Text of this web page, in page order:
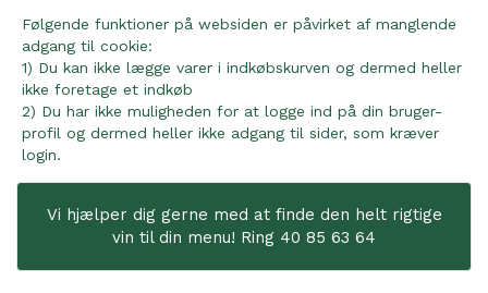
Følgende funktioner på websiden er påvirket af manglende
adgang til cookie:
1) Du kan ikke lægge varer i indkøbskurven og dermed heller
ikke foretage et indkøb
2) Du har ikke muligheden for at logge ind på din bruger-
profil og dermed heller ikke adgang til sider, som kræver
login.
Vi hjælper dig gerne med at finde den helt rigtige
vin til din menu! Ring 40 85 63 64